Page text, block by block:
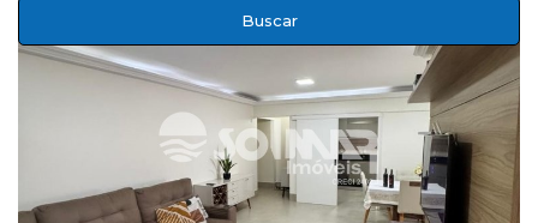
Buscar